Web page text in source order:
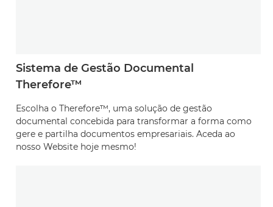
Sistema de Gestão Documental
Therefore™
Escolha o Therefore™, uma solução de gestão
documental concebida para transformar a forma como
gere e partilha documentos empresariais. Aceda ao
nosso Website hoje mesmo!